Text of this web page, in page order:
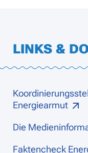
LINKS &
Energiearmut
Die
Faktencheck